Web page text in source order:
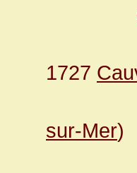
1727
sur-Mer)